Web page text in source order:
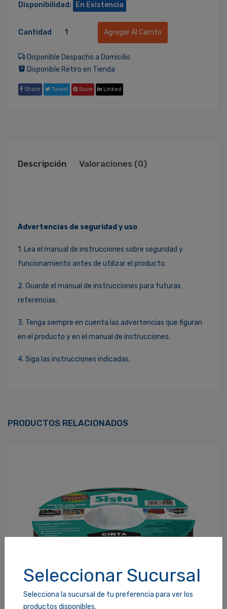
Seleccionar Sucursal
Selecciona la sucursal de tu preferencia para ver los
productos disponibles.
Disponibilidad: En Existencia
Cantidad Agregar Al Carrito
Disponible Despacho a Domicilio
Disponible Retiro en Tienda
Share Tweet Save Linked
Descripción Valoraciones (0)
Advertencias de seguridad y uso
1. Lea el manual de instrucciones sobre seguridad y
funcionamiento antes de utilizar el producto.
2. Guarde el manual de instrucciones para futuras
referencias.
3. Tenga siempre en cuenta las advertencias que figuran
en el producto y en el manual de instrucciones.
4. Siga las instrucciones indicadas.
¿Olvidaste tu Contraseña?
Recordarme ACCEDER
PRODUCTOS RELACIONADOS